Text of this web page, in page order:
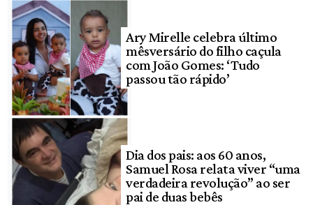
Ary Mirelle celebra último
mêsversário do filho caçula
com João Gomes: ‘Tudo
passou tão rápido’
Dia dos pais: aos 60 anos,
Samuel Rosa relata viver “uma
verdadeira revolução” ao ser
pai de duas bebês